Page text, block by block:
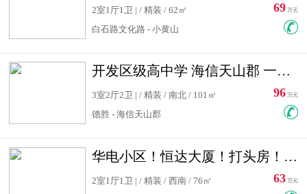
2室1厅1卫 | / 精装 / 62㎡
白石路文化路 - 小黄山
69 万元
开发区级高中学 海信天山郡 一手合同没有税！ 送车位
3室2厅2卫 | / 精装 / 南北 / 101㎡
德胜 - 海信天山郡
96 万元
华电小区！恒达大厦！打头房！精装修！可低首付！随时看房！
2室1厅1卫 | / 精装 / 西南 / 76㎡
63 万元